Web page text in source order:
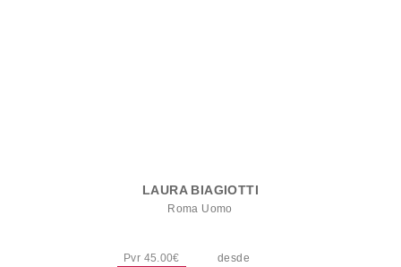
LAURA BIAGIOTTI
Roma Uomo
Pvr 45.00€ desde